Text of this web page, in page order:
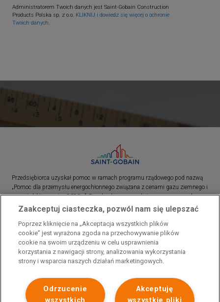
Administratorem Twoich danych jest Saint-Gobain Construction
Products Polska sp. z o.o. KLIKNIJ i dowiedz się więcej o ochronie
Twoich danych.
Przedsiębiorca uzyskał pomoc w ramach programu rządowego pod nazwą
„Pomoc dla przemysłu energochłonnego związana z cenami gazu ziemnego i
energii elektrycznej w 2023 r.”. Przedsiębiorca uzyskał pomoc w ramach
programu rządowego pod nazwą: „Pomoc dla sektorów energochłonnych
związana z nagłymi wzrostami cen gazu ziemnego i energii elektrycznej w
2022 r.”
Zaakceptuj ciasteczka, pozwól nam się ulepszać
Poprzez kliknięcie na „Akceptacja wszystkich plików
cookie” jest wyrażona zgoda na przechowywanie plików
cookie na swoim urządzeniu w celu usprawnienia
korzystania z nawigacji strony, analizowania wykorzystania
strony i wsparcia naszych działań marketingowych.
Akceptuję
wszystkie pliki
Odrzucenie
wszystkich